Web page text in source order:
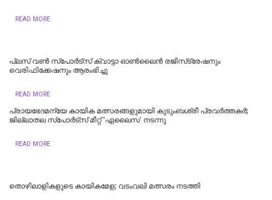
READ MORE
പ്ലസ് വൺ സ്‌പോർട്‌സ് ക്വാട്ടാ ഓൺലൈൻ രജിസ്‌ട്രേഷനും
വെരിഫിക്കേഷനും ആരംഭിച്ചു
READ MORE
പ്രായഭേദമന്യേ കായിക മത്സരങ്ങളുമായി കുടുംബശ്രീ പ്രവർത്തകർ;
ജില്ലാതല സ്‌പോർട്സ് മീറ്റ് 'ഏലൈസ' നടന്നു
READ MORE
തൊഴിലാളികളുടെ കായികമേള; വടംവലി മത്സരം നടത്തി